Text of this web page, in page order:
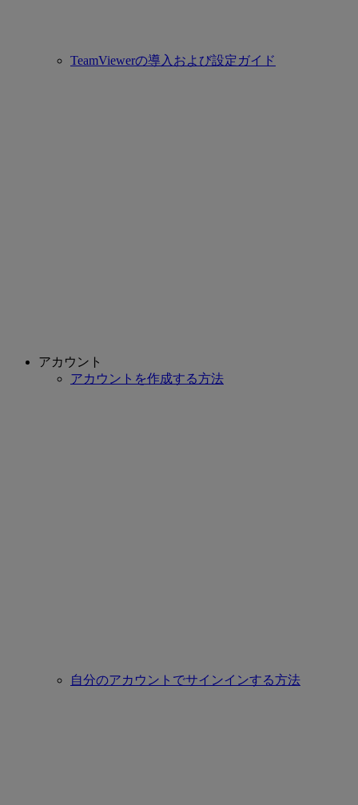
TeamViewerの導入および設定ガイド
アカウント
アカウントを作成する方法
自分のアカウントでサインインする方法